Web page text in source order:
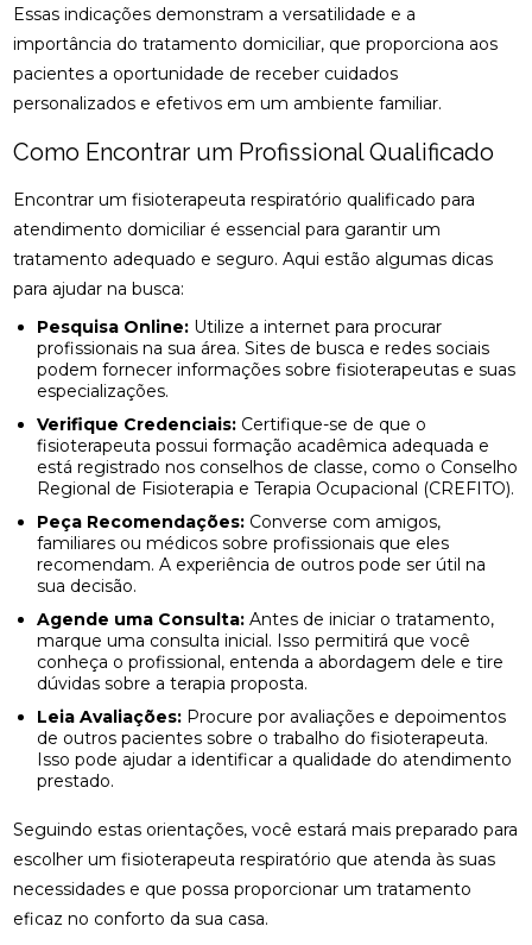
Essas indicações demonstram a versatilidade e a
importância do tratamento domiciliar, que proporciona aos
pacientes a oportunidade de receber cuidados
personalizados e efetivos em um ambiente familiar.
Como Encontrar um Profissional Qualificado
Encontrar um fisioterapeuta respiratório qualificado para
atendimento domiciliar é essencial para garantir um
tratamento adequado e seguro. Aqui estão algumas dicas
para ajudar na busca:
Pesquisa Online: Utilize a internet para procurar
profissionais na sua área. Sites de busca e redes sociais
podem fornecer informações sobre fisioterapeutas e suas
especializações.
Verifique Credenciais: Certifique-se de que o
fisioterapeuta possui formação acadêmica adequada e
está registrado nos conselhos de classe, como o Conselho
Regional de Fisioterapia e Terapia Ocupacional (CREFITO).
Peça Recomendações: Converse com amigos,
familiares ou médicos sobre profissionais que eles
recomendam. A experiência de outros pode ser útil na
sua decisão.
Agende uma Consulta: Antes de iniciar o tratamento,
marque uma consulta inicial. Isso permitirá que você
conheça o profissional, entenda a abordagem dele e tire
dúvidas sobre a terapia proposta.
Leia Avaliações: Procure por avaliações e depoimentos
de outros pacientes sobre o trabalho do fisioterapeuta.
Isso pode ajudar a identificar a qualidade do atendimento
prestado.
Seguindo estas orientações, você estará mais preparado para
escolher um fisioterapeuta respiratório que atenda às suas
necessidades e que possa proporcionar um tratamento
eficaz no conforto da sua casa.
MELHORAR SUA SAÚDE
COMO A OSTEOPATIA PARA COLUNA PODE
TRATAMENTO DA HÉRNIA DE DISCO
COMO A OSTEOPATIA PODE ALIVIAR A DOR NO
NERVO CIÁTICO
COMO A OSTEOPATIA RJ PODE MELHORAR SUA
QUALIDADE DE VIDA
COMO A PALMILHA PARA ESPORÃO PODE ALIVIAR
SUAS DORES
COMO A PALMILHA PARA FASCITE PLANTAR PODE
ALIVIAR SUAS DORES
COMO A QUIROPRAXIA PODE AJUDAR NO
TRATAMENTO DA ESCOLIOSE
COMO A QUIROPRAXIA PODE ALIVIAR DORES NO
JOELHO
COMO AS PALMILHAS AJUDAM NO SEU
TRATAMENTO?
COMO AS PALMILHAS PARA JOANETE PODEM
MELHORAR SEU CONFORTO
COMO ENCONTRAR QUIROPRAXIA PERTO DE VOCÊ
PARA ALÍVIO DAS DORES
COMO ENCONTRAR UM ACUPUNTURISTA
QUALIFICADO